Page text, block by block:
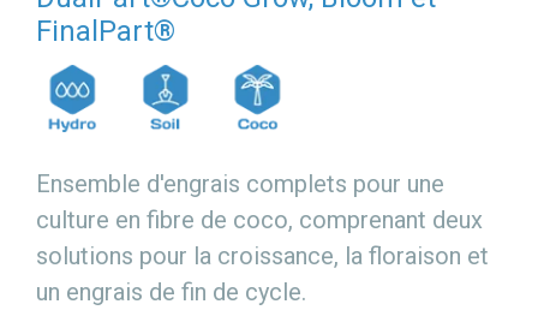
FinalPart®
Ensemble d'engrais complets pour une
culture en fibre de coco, comprenant deux
solutions pour la croissance, la floraison et
un engrais de fin de cycle.